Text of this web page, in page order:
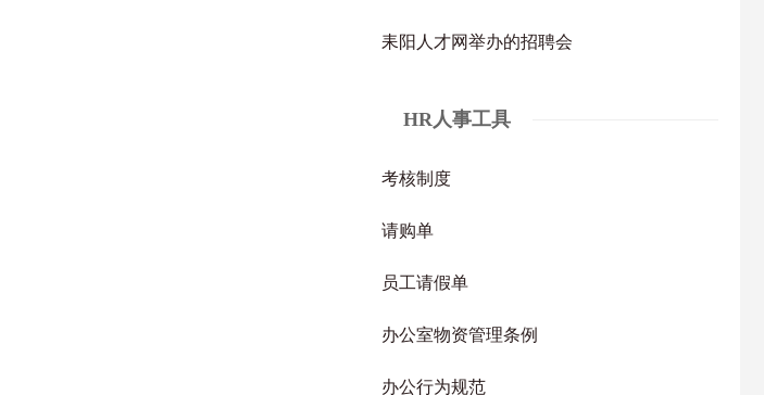
耒阳人才网举办的招聘会
HR人事工具
考核制度
请购单
员工请假单
办公室物资管理条例
办公行为规范